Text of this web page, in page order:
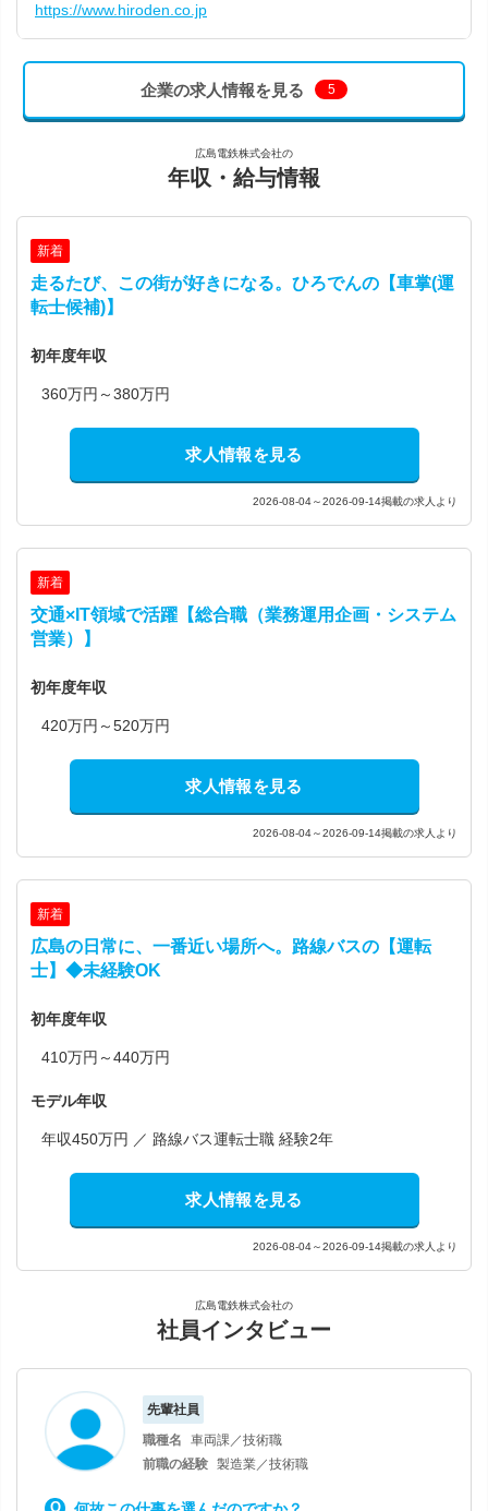
https://www.hiroden.co.jp
企業の求人情報を見る 5
広島電鉄株式会社の
年収・給与情報
新着
走るたび、この街が好きになる。ひろでんの【車掌(運
転士候補)】
初年度年収
360万円～380万円
求人情報を見る
2026-08-04～2026-09-14掲載の求人より
新着
交通×IT領域で活躍【総合職（業務運用企画・システム
営業）】
初年度年収
420万円～520万円
求人情報を見る
2026-08-04～2026-09-14掲載の求人より
新着
広島の日常に、一番近い場所へ。路線バスの【運転
士】◆未経験OK
初年度年収
410万円～440万円
モデル年収
年収450万円 ／ 路線バス運転士職 経験2年
求人情報を見る
2026-08-04～2026-09-14掲載の求人より
広島電鉄株式会社の
社員インタビュー
先輩社員
職種名
車両課／技術職
前職の経験 製造業／技術職